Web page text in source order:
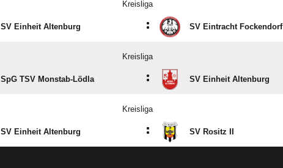
Kreisliga
SV Einheit Altenburg : SV Eintracht Fockendorf
Kreisliga
SpG TSV Monstab-Lödla : SV Einheit Altenburg
Kreisliga
SV Einheit Altenburg : SV Rositz II